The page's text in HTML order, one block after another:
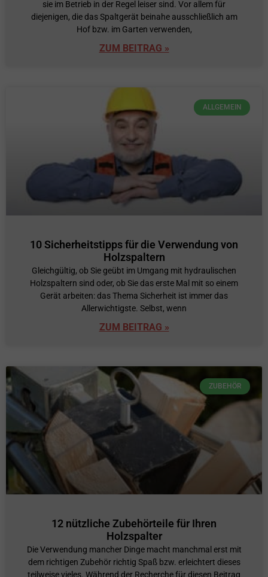
sie im Betrieb in der Regel leiser sind. Vor allem für
diejenigen, die das Spaltgerät beinahe ausschließlich am
Hof bzw. im Garten verwenden,
ZUM BEITRAG »
ALLGEMEIN
10 Sicherheitstipps für die Verwendung von
Holzspaltern
Gleichgültig, ob Sie geübt im Umgang mit hydraulischen
Holzspaltern sind oder, ob Sie das erste Mal mit so einem
Gerät arbeiten: das Thema Sicherheit ist immer das
Allerwichtigste. Selbst, wenn
ZUM BEITRAG »
ZUBEHÖR
12 nützliche Zubehörteile für Ihren
Holzspalter
Die Verwendung mancher Dinge macht manchmal erst mit
dem richtigen Zubehör richtig Spaß bzw. erleichtert dieses
teilweise vieles. Während der Recherche für diesen Beitrag